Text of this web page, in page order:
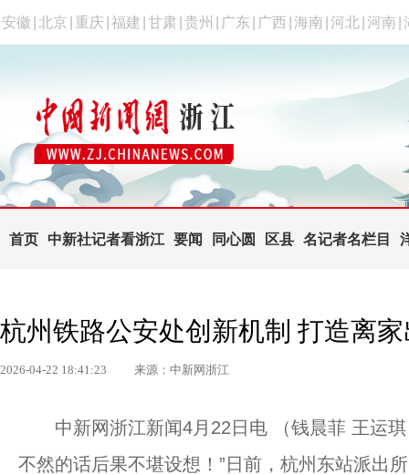
安徽 北京 重庆 福建 甘肃 贵州 广东 广西 海南 河北 河南
首页 中新社记者看浙江 要闻 同心圆 区县 名记者名栏目
杭州铁路公安处创新机制 打造离
2026-04-22 18:41:23 来源：中新网浙江
中新网浙江新闻4月22日电 （钱晨菲 王运琪
不然的话后果不堪设想！”日前，杭州东站派出